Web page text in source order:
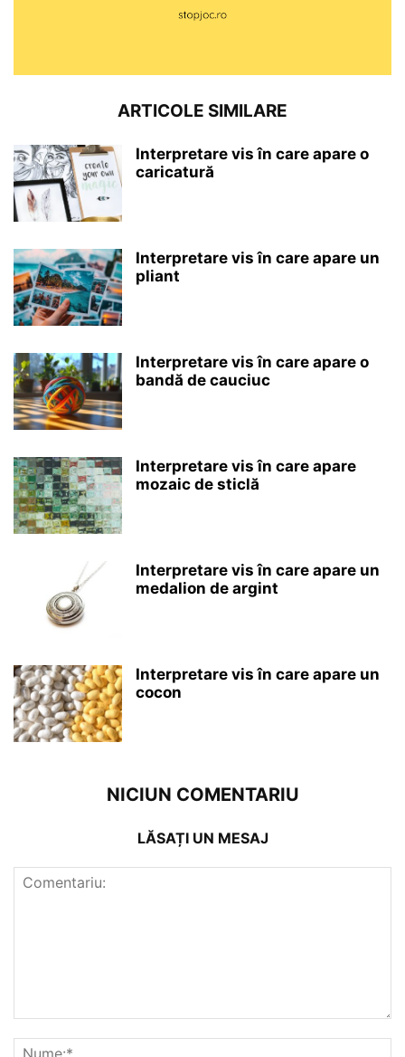
ARTICOLE SIMILARE
Interpretare vis în care apare o
caricatură
Interpretare vis în care apare un
pliant
Interpretare vis în care apare o
bandă de cauciuc
Interpretare vis în care apare
mozaic de sticlă
Interpretare vis în care apare un
medalion de argint
Interpretare vis în care apare un
cocon
NICIUN COMENTARIU
LĂSAȚI UN MESAJ